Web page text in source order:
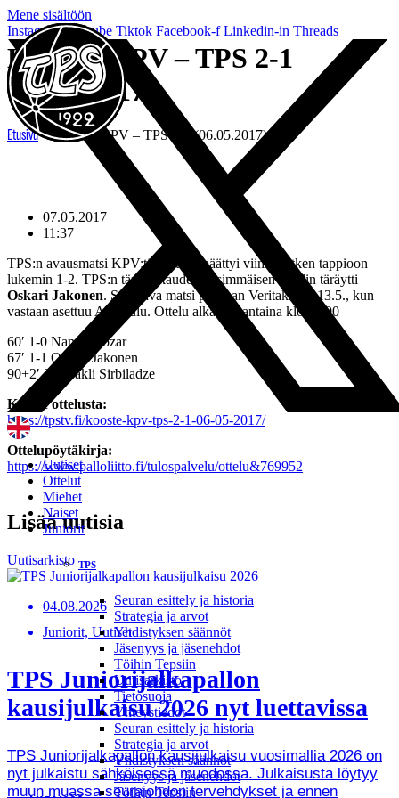
Mene sisältöön
InstagramYoutube Tiktok Facebook-f Linkedin-in Threads
Uutiset
Ottelut
Miehet
Naiset
Juniorit
TPS
Seuran esittely ja historia
Strategia ja arvot
Yhdistyksen säännöt
Jäsenyys ja jäsenehdot
Töihin Tepsiin
Uutisarkisto
Tietosuoja
Yhteystiedot
Seuran esittely ja historia
Strategia ja arvot
Yhdistyksen säännöt
Jäsenyys ja jäsenehdot
Töihin Tepsiin
Kooste: KPV – TPS 2-1
(06.05.2017)
Etusivu»Kooste: KPV – TPS 2-1 (06.05.2017)
07.05.2017
11:37
TPS:n avausmatsi KPV:tä vastaan päättyi viime hetken tappioon
lukemin 1-2. TPS:n tämän kauden ensimmäisen maalin täräytti
Oskari Jakonen. Seuraava matsi pelataan Veritaksella 13.5., kun
vastaan asettuu AC Oulu. Ottelu alkaa lauantaina klo 17.00
60′ 1-0 Nando Cozar
67′ 1-1 Oskari Jakonen
90+2′ 2-1 Irakli Sirbiladze
Kooste ottelusta:
https://tpstv.fi/kooste-kpv-tps-2-1-06-05-2017/
Ottelupöytäkirja:
https://www.palloliitto.fi/tulospalvelu/ottelu&769952
Lisää uutisia
Uutisarkisto
04.08.2026
Juniorit, Uutiset
TPS Juniorijalkapallon
kausijulkaisu 2026 nyt luettavissa
TPS Juniorijalkapallon kausijulkaisu vuosimallia 2026 on
nyt julkaistu sähköisessä muodossa. Julkaisusta löytyy
muun muassa seurajohdon tervehdykset ja ennen